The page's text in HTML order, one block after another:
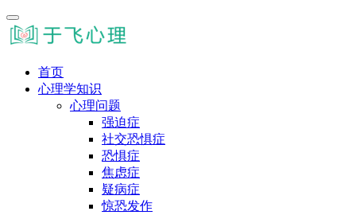
首页
心理学知识
心理问题
强迫症
社交恐惧症
恐惧症
焦虑症
疑病症
惊恐发作